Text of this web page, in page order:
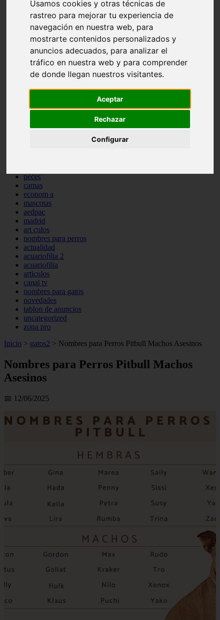
Usamos cookies y otras técnicas de
rastreo para mejorar tu experiencia de
navegación en nuestra web, para
mostrarte contenidos personalizados y
anuncios adecuados, para analizar el
tráfico en nuestra web y para comprender
de donde llegan nuestros visitantes.
Aceptar
Rechazar
Configurar
comportamiento
protagonistas
reptiles
abandono
adopci n
ferias
higiene
snacks
acuario
iberzoo propet
estanques
peces
camas
econom a
mascotas
aedpac
madrid
art culos
nombres para perros
actualidad
acuariofilia 2
acuariofilia
articulos
canal tv
nombres para gatos
novedades
tablon de anuncios
uncategorized
zona pro
Inicio > gatos2 > Nombres para Perros Pitbull Machos Asesinos
Nombres para Perros Pitbull Machos
Asesinos
📅 12/06/2025